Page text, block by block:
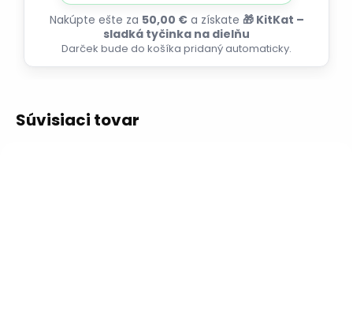
Nakúpte ešte za 50,00 €a získate 🎁 KitKat –
sladká tyčinka na dielňu
Darček bude do košíka pridaný automaticky.
Súvisiaci tovar